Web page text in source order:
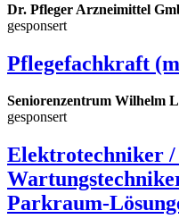
Dr. Pfleger Arzneimittel
gesponsert
Pflegefachkraft
Seniorenzentrum Wilhelm
gesponsert
Elektrotechniker
Parkraum-